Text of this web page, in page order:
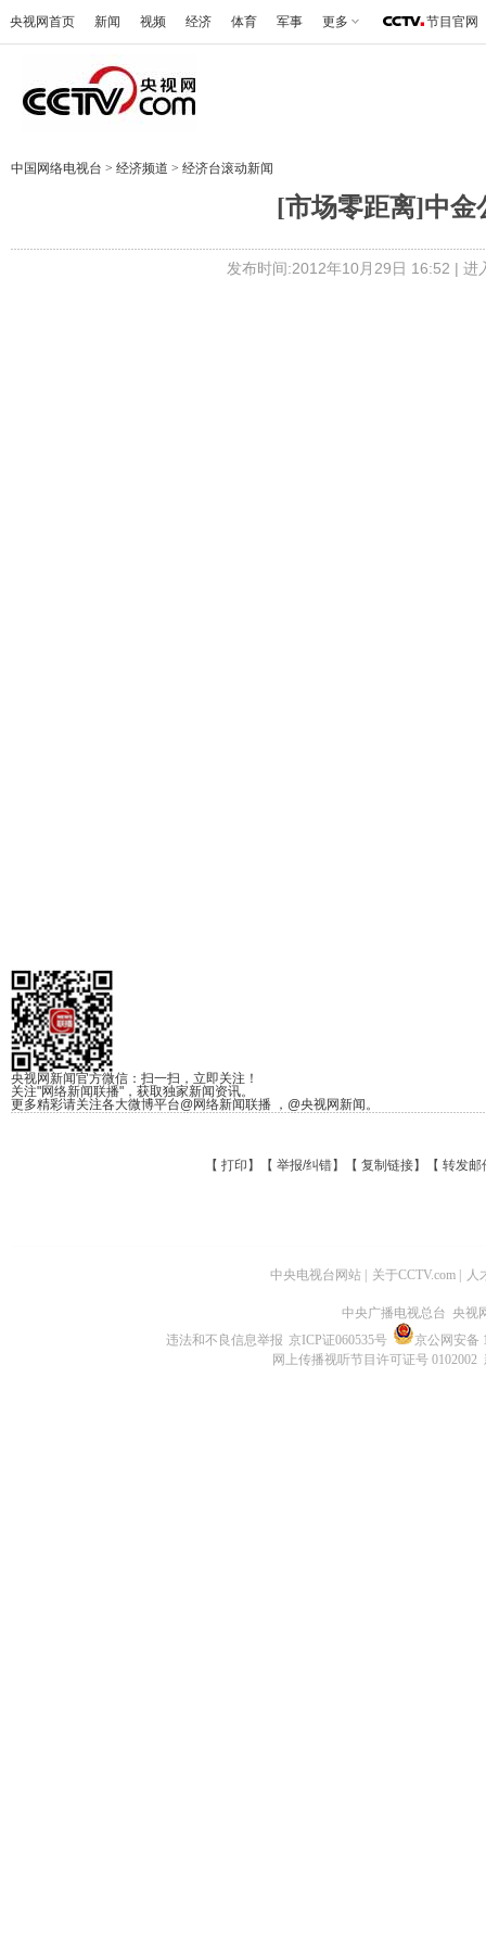
央视网首页 新闻 视频 经济 体育 军事 更多 节目官网
中国网络电视台 > 经济频道 > 经济台滚动新闻
[市场零距离]中金
发布时间:2012年10月29日 16:52 | 进
央视网新闻官方微信：扫一扫，立即关注！
关注"网络新闻联播"，获取独家新闻资讯。
更多精彩请关注各大微博平台@网络新闻联播 ，@央视网新闻。
【 打印 】【 举报/纠错】【 复制链接】【 转发邮
中央电视台网站 关于CCTV.com 人
中央广播电视总台 央视
违法和不良信息举报 京ICP证060535号
京公网安备
网上传播视听节目许可证号 0102002